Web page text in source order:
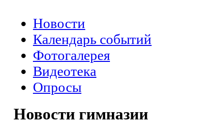
Новости
Календарь событий
Фотогалерея
Видеотека
Опросы
Новости гимназии